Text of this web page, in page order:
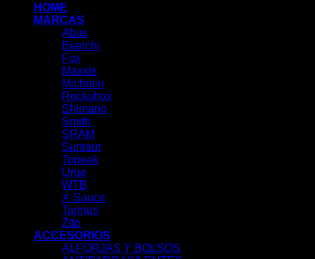
HOME
MARCAS
Abus
Bianchi
Fox
Maxxis
Michelin
Rockshox
Shimano
Smith
SRAM
Suntour
Topeak
Urge
WTB
X-Sauce
Tannus
Ztto
ACCESORIOS
ALFORJAS Y BOLSOS